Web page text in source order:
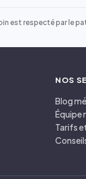
est respecté par le
NOS
Blog
Équipe
Tarifs